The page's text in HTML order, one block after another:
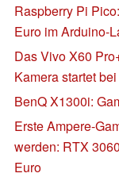
Raspberry Pi
Euro im Arduino-
Das Vivo X60
Kamera startet
BenQ X1300i:
Erste Ampere-
werden: RTX
Euro